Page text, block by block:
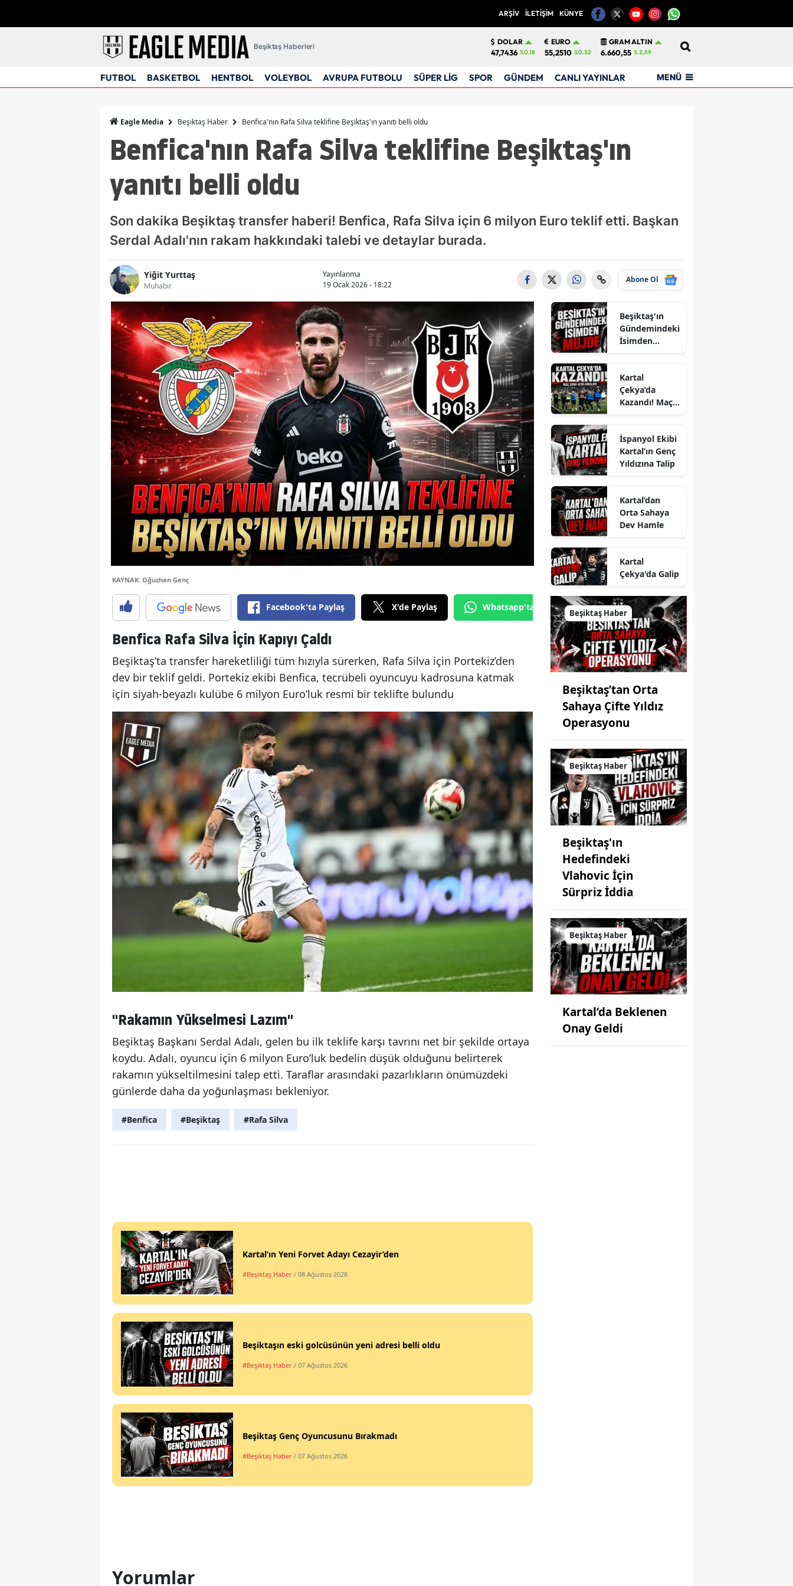
ARŞİV İLETİŞİM KÜNYE
Beşiktaş Haberleri
DOLAR
47,7436 %0.18
EURO
55,2510 %0.32
GRAM ALTIN
6.660,55 % 2,59
FUTBOL BASKETBOL HENTBOL VOLEYBOL AVRUPA FUTBOLU SÜPER LİG SPOR GÜNDEM CANLI YAYINLAR MENÜ
Eagle Media Beşiktaş Haber Benfica'nın Rafa Silva teklifine Beşiktaş'ın yanıtı belli oldu
Benfica'nın Rafa Silva teklifine Beşiktaş'ın
yanıtı belli oldu
Son dakika Beşiktaş transfer haberi! Benfica, Rafa Silva için 6 milyon Euro teklif etti. Başkan
Serdal Adalı'nın rakam hakkındaki talebi ve detaylar burada.
Yiğit Yurttaş
Muhabir
Yayınlanma
19 Ocak 2026 - 18:22
Abone Ol
KAYNAK: Oğuzhan Genç
Facebook'ta Paylaş X'de Paylaş Whatsapp'tan Gönder
Benfica Rafa Silva İçin Kapıyı Çaldı
Beşiktaş’ta transfer hareketliliği tüm hızıyla sürerken, Rafa Silva için Portekiz’den
dev bir teklif geldi. Portekiz ekibi Benfica, tecrübeli oyuncuyu kadrosuna katmak
için siyah-beyazlı kulübe 6 milyon Euro’luk resmi bir teklifte bulundu
"Rakamın Yükselmesi Lazım"
Beşiktaş Başkanı Serdal Adalı, gelen bu ilk teklife karşı tavrını net bir şekilde ortaya
koydu. Adalı, oyuncu için 6 milyon Euro’luk bedelin düşük olduğunu belirterek
rakamın yükseltilmesini talep etti. Taraflar arasındaki pazarlıkların önümüzdeki
günlerde daha da yoğunlaşması bekleniyor.
#Benfica #Beşiktaş #Rafa Silva
Kartal’ın Yeni Forvet Adayı Cezayir’den
#Beşiktaş Haber / 08 Ağustos 2026
Beşiktaşın eski golcüsünün yeni adresi belli oldu
#Beşiktaş Haber / 07 Ağustos 2026
Beşiktaş Genç Oyuncusunu Bırakmadı
#Beşiktaş Haber / 07 Ağustos 2026
Yorumlar
Beşiktaş'ın
Gündemindeki
İsimden
Kartal
Çekya’da
Kazandı! Maç
İspanyol Ekibi
Kartal’ın Genç
Yıldızına Talip
Kartal’dan
Orta Sahaya
Dev Hamle
Kartal
Çekya'da Galip
Beşiktaş Haber
Beşiktaş’tan Orta
Sahaya Çifte Yıldız
Operasyonu
Beşiktaş Haber
Beşiktaş'ın
Hedefindeki
Vlahovic İçin
Sürpriz İddia
Beşiktaş Haber
Kartal’da Beklenen
Onay Geldi